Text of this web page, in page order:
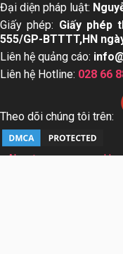
Đại diện pháp luật:
Giấy phép: Giấy phép
555/GP-BTTTT,HN
Liên hệ quảng cáo:
Liên hệ Hotline: 028 66
Theo dõi chúng tôi trên:
About us